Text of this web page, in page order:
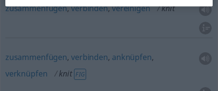
zusammenfügen,verbinden,vereinigen knit
zusammenfügen,verbinden, anknüpfen,
verknüpfen
knit FIG